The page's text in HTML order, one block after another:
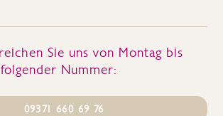
Sie uns von Montag bis
Nummer:
09371 660 69 76